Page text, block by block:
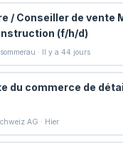
/ Conseiller de vente
(f/h/d)
· Il y a 44 jours
du commerce de
AG · Hier